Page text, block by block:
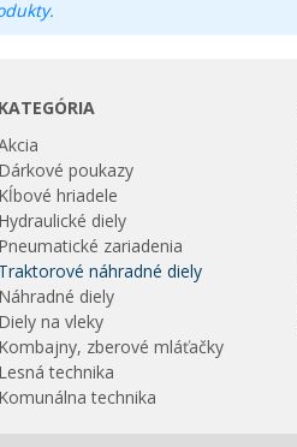
KATEGÓRIA
Dárkové poukazy
Kĺbové hriadele
Hydraulické diely
Pneumatické zariadenia
Traktorové náhradné diely
Náhradné diely
Diely na vleky
Kombajny, zberové mláťačky
Lesná technika
Komunálna technika